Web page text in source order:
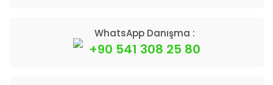
WhatsApp Danışma :
+90 541 308 25 80